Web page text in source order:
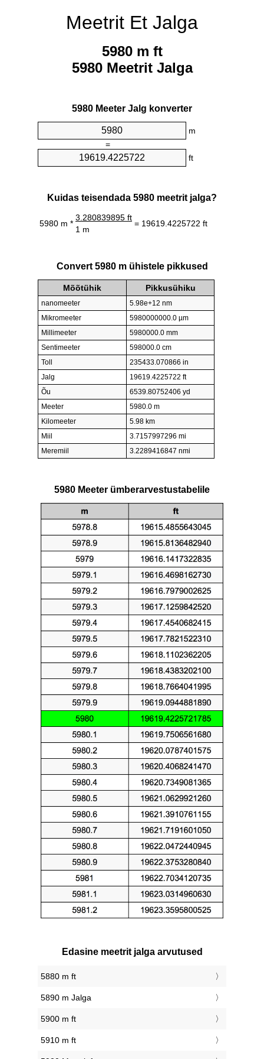
Meetrit Et Jalga
5980 m ft
5980 Meetrit Jalga
5980 Meeter Jalg konverter
m
=
ft
Kuidas teisendada 5980 meetrit jalga?
5980 m *
3.280839895 ft
= 19619.4225722 ft
1 m
Convert 5980 m ühistele pikkused
Mõõtühik Pikkusühiku
nanomeeter
5.98e+12 nm
Mikromeeter
5980000000.0 µm
Millimeeter
5980000.0 mm
Sentimeeter
598000.0 cm
Toll
235433.070866 in
Jalg
19619.4225722 ft
Õu
6539.80752406 yd
Meeter
5980.0 m
Kilomeeter
5.98 km
Miil
3.7157997296 mi
Meremiil
3.2289416847 nmi
5980 Meeter ümberarvestustabelile
Edasine meetrit jalga arvutused
5880 m ft
5890 m Jalga
5900 m ft
5910 m ft